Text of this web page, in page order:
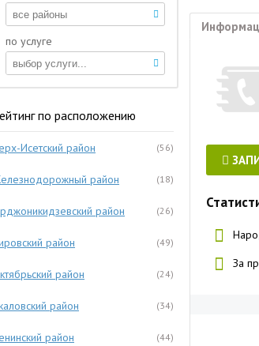
За
по услуге
по расположению
(56)
Исетский район
(18)
район
(26)
район
(49)
район
(24)
район
(34)
район
(44)
район